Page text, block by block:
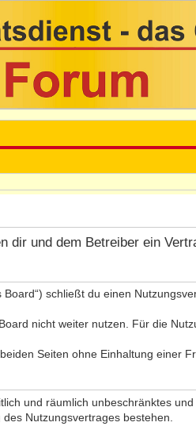
und dem Betreiber ein
schließt du einen
nicht weiter nutzen. Für die
Seiten ohne Einhaltung einer
und räumlich unbeschränktes
Nutzungsvertrages bestehen.